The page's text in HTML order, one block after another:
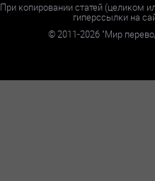
При копировании статей (целиком
гиперссылки на
©2011-2026 "Мир